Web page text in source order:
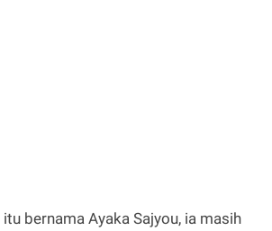
bernama Ayaka Sajyou, ia masih